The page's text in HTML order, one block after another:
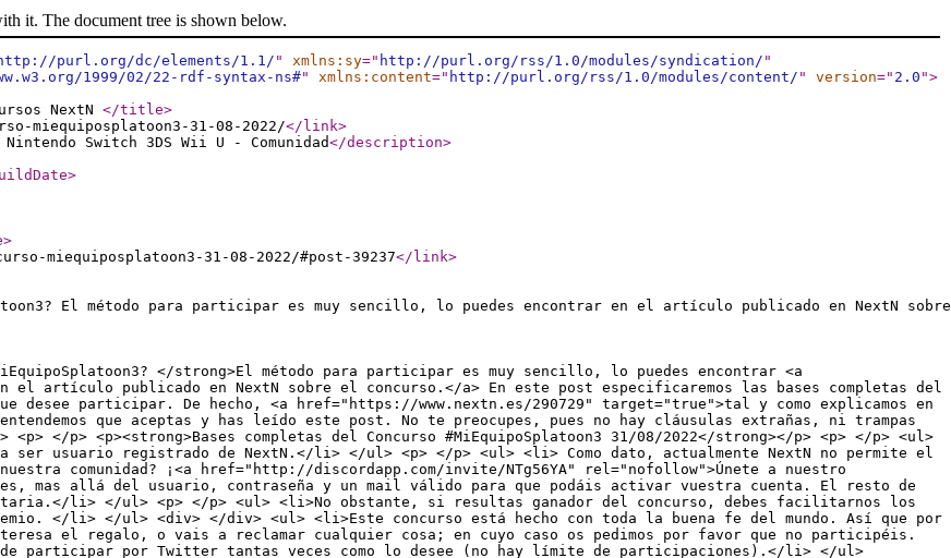
it. The document tree is shown below.
purl.org/dc/elements/1.1/ " xmlns:sy=" http://purl.org/rss/1.0/modules/syndication/ "
1999/02/22-rdf-syntax-ns#" xmlns:content=" http://purl.org/rss/1.0/modules/content/ " version=" 2.0 ">
NextN </title>
miequiposplatoon3-31-08-2022/</link>
Switch 3DS Wii U - Comunidad</description>
>
>
miequiposplatoon3-31-08-2022/#post-39237</link>
El método para participar es muy sencillo, lo puedes encontrar en el artículo publicado en NextN sobre
</strong>El método para participar es muy sencillo, lo puedes encontrar <a
el artículo publicado en NextN sobre el concurso.</a> En este post especificaremos las bases completas del
desee participar. De hecho, <a href="https://www.nextn.es/290729" target="true">tal y como explicamos en
que aceptas y has leído este post. No te preocupes, pues no hay cláusulas extrañas, ni trampas
</p> <p><strong>Bases completas del Concurso #MiEquipoSplatoon3 31/08/2022</strong></p> <p> </p> <ul>
usuario registrado de NextN.</li> </ul> <p> </p> <ul> <li> Como dato, actualmente NextN no permite el
comunidad? ¡<a href="http://discordapp.com/invite/NTg56YA" rel="nofollow">Únete a nuestro
mas allá del usuario, contraseña y un mail válido para que podáis activar vuestra cuenta. El resto de
li> </ul> <p> </p> <ul> <li>No obstante, si resultas ganador del concurso, debes facilitarnos los
</li> </ul> <div> </div> <ul> <li>Este concurso está hecho con toda la buena fe del mundo. Así que por
el regalo, o vais a reclamar cualquier cosa; en cuyo caso os pedimos por favor que no participéis.
participar por Twitter tantas veces como lo desee (no hay límite de participaciones).</li> </ul>